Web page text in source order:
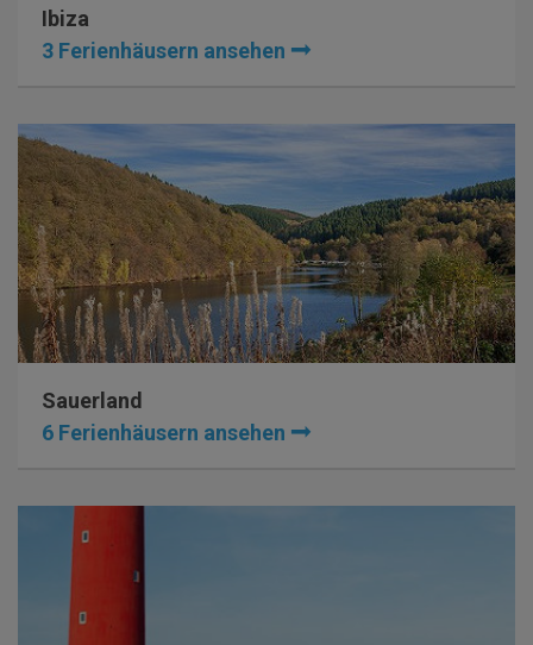
Ibiza
3 Ferienhäusern ansehen
Sauerland
6 Ferienhäusern ansehen